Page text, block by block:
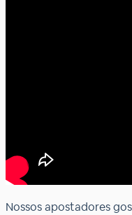
Nossos apostadores